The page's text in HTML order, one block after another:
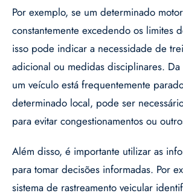
Por exemplo, se um determinado
constantemente excedendo os limites
isso pode indicar a necessidade de
adicional ou medidas disciplinares. Da
um veículo está frequentemente
determinado local, pode ser
para evitar congestionamentos ou
Além disso, é importante utilizar as
para tomar decisões informadas. Por
sistema de rastreamento veicular